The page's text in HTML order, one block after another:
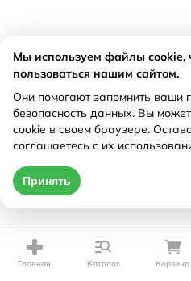
Главная Каталог Корзина
Мы используем файлы cookie,
пользоваться нашим сайтом.
Они помогают запомнить ваши
безопасность данных. Вы
cookie в своем браузере.
соглашаетесь с их
Принять